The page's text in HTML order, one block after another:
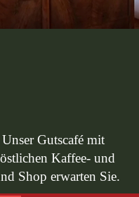
Gutscafé mit
Kaffee- und
Shop erwarten Sie.